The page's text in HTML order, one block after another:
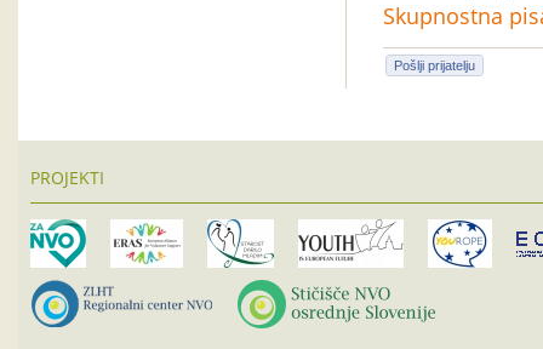
Skupnostna
Pošlji prijatelju
PROJEKTI